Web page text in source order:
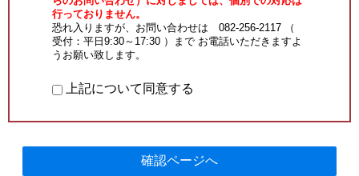
行っておりません。
恐れ入りますが、お問い合わせは 082-256-2117 （
受付：平日9:30～17:30 ）まで お電話いただきますよ
うお願い致します。
上記について同意する
確認ページへ